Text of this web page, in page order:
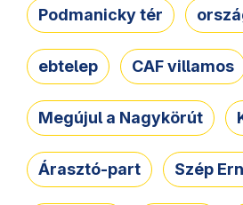
Podmanicky tér
ebtelep CAF villamos
Megújul a Nagykörút
Árasztó-part Szép